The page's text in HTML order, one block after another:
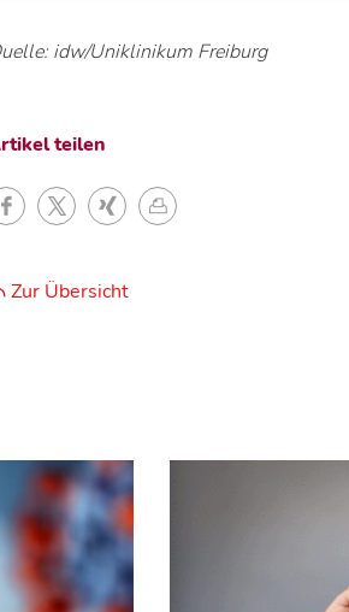
idw/Uniklinikum Freiburg
teilen
Zur Übersicht